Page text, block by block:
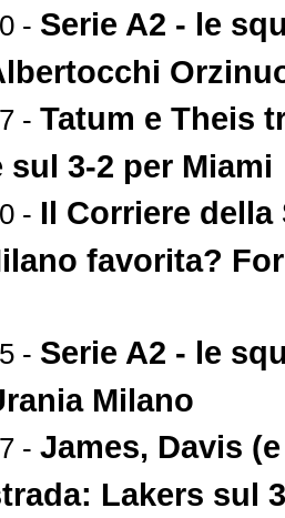
- Serie A2 - le
- Tatum e Theis
3-2 per Miami
- Il Corriere della
favorita?
- Serie A2 - le
Milano
- James, Davis
Lakers sul